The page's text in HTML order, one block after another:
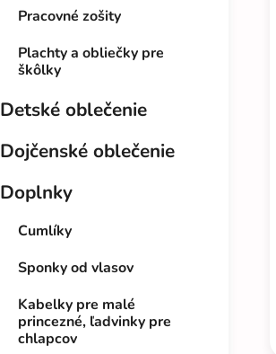
Pracovné zošity
Plachty a obliečky pre
škôlky
Detské oblečenie
Dojčenské oblečenie
Doplnky
Cumlíky
Sponky od vlasov
Kabelky pre malé
princezné, ľadvinky pre
chlapcov